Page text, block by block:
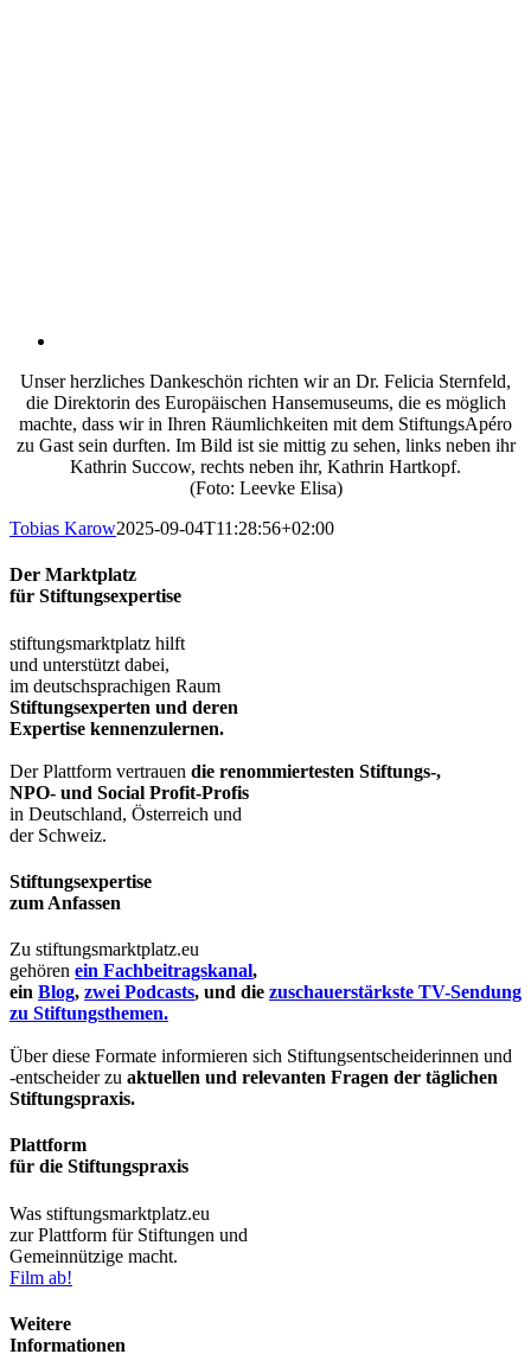
Unser herzliches Dankeschön richten wir an Dr. Felicia Sternfeld,
die Direktorin des Europäischen Hansemuseums, die es möglich
machte, dass wir in Ihren Räumlichkeiten mit dem StiftungsApéro
zu Gast sein durften. Im Bild ist sie mittig zu sehen, links neben ihr
Kathrin Succow, rechts neben ihr, Kathrin Hartkopf.
(Foto: Leevke Elisa)
Tobias Karow2025-09-04T11:28:56+02:00
Der Marktplatz
für Stiftungsexpertise
stiftungsmarktplatz hilft
und unterstützt dabei,
im deutschsprachigen Raum
Stiftungsexperten und deren
Expertise kennenzulernen.
Der Plattform vertrauen die renommiertesten Stiftungs-,
NPO- und Social Profit-Profis
in Deutschland, Österreich und
der Schweiz.
Stiftungsexpertise
zum Anfassen
Zu stiftungsmarktplatz.eu
gehören ein Fachbeitragskanal,
ein Blog, zwei Podcasts, und die zuschauerstärkste TV-Sendung
zu Stiftungsthemen.
Über diese Formate informieren sich Stiftungsentscheiderinnen und
-entscheider zu aktuellen und relevanten Fragen der täglichen
Stiftungspraxis.
Plattform
für die Stiftungspraxis
Was stiftungsmarktplatz.eu
zur Plattform für Stiftungen und
Gemeinnützige macht.
Film ab!
Weitere
Informationen